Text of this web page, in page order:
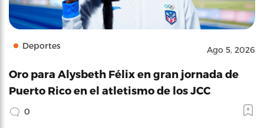
Deportes Ago 5, 2026
Oro para Alysbeth Félix en gran jornada de
Puerto Rico en el atletismo de los JCC
0